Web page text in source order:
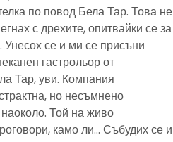
по повод Бела Тар. Това не
с дрехите, опитвайки се за
се и ми се присъни
гастрольор от
Тар, уви. Компания
но несъмнено
Той на живо
камо ли… Събудих се и